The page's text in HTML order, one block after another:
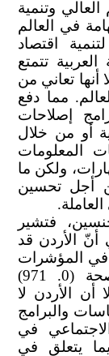
العالي وتنمية
في العالم
اقتصاد
تتمتع
(12-24 عاماً)، إلا أنها تعاني من
مما دفع
إصلاحات
أو من خلال
المعلومات
ولكن ما
أجل تحسين
فتشير
أنّ الأردن قد
في المؤشرات
التنموية المتعلقة بالتعليم (0.986)والصحة (0. 971)
أن الأردن لا
والبرامج
في
يتعلق في